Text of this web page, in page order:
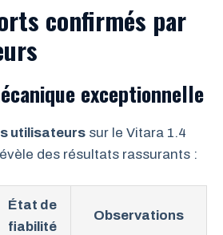
confirmés par
exceptionnelle
utilisateurs sur le Vitara 1.4
des résultats rassurants :
État de
fiabilité
Observations